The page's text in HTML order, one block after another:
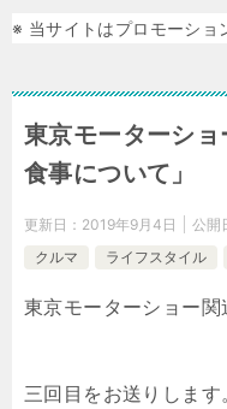
※ 当サイトはプロモーショ
東京モーターシ
食事について」
更新日： 2019年9月4日 公開
クルマ
ライフスタイル
東京モーターショー関
三回目をお送りします